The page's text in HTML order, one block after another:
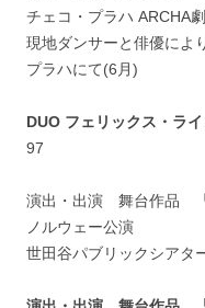
チェコ・プラハ ARCHA
現地ダンサーと俳優によ
プラハにて(6月)
DUO フェリックス・ラ
97
演出・出演 舞台作品 「
ノルウェー公演
世田谷パブリックシアタ